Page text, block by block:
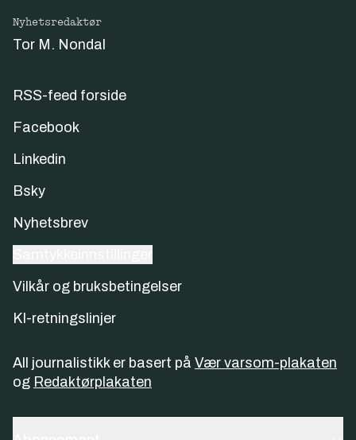
Nyhetsredaktør
Tor M. Nondal
RSS-feed forside
Facebook
Linkedin
Bsky
Nyhetsbrev
Vilkår og bruksbetingelser
KI-retningslinjer
All journalistikk er basert på Vær varsom-plakaten
og Redaktørplakaten